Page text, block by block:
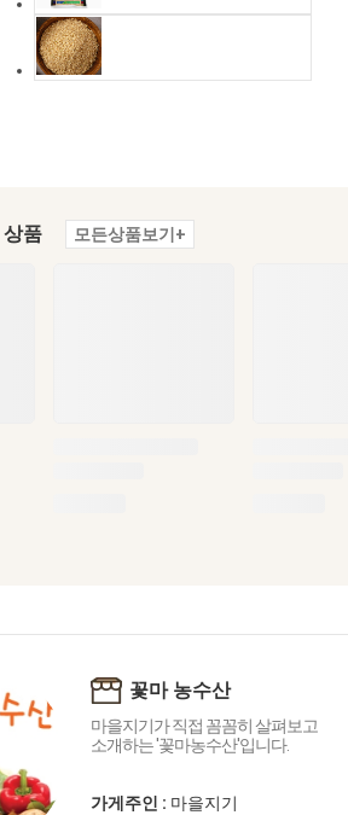
상품 모든상품보기+
꽃마 농수산
마을지기가 직접 꼼꼼히 살펴보고
소개하는 '꽃마농수산'입니다.
가게주인 : 마을지기